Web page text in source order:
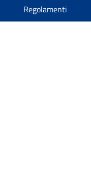
Regolamenti